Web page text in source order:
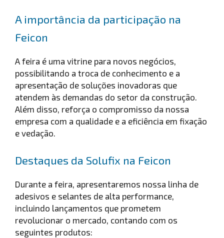
A importância da participação na
Feicon
A feira é uma vitrine para novos negócios,
possibilitando a troca de conhecimento e a
apresentação de soluções inovadoras que
atendem às demandas do setor da construção.
Além disso, reforça o compromisso da nossa
empresa com a qualidade e a eficiência em fixação
e vedação.
Destaques da Solufix na Feicon
Durante a feira, apresentaremos nossa linha de
adesivos e selantes de alta performance,
incluindo lançamentos que prometem
revolucionar o mercado, contando com os
seguintes produtos: